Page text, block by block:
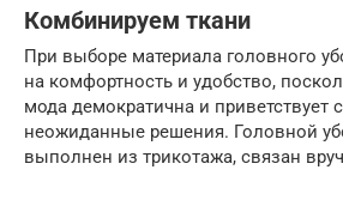
Комбинируем ткани
При выборе материала головного
на комфортность и удобство,
мода демократична и приветствует
неожиданные решения. Головной
выполнен из трикотажа, связан